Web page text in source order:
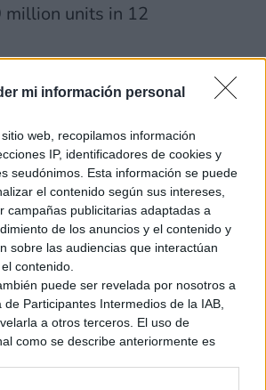
mi información personal
web, recopilamos información
IP, identificadores de cookies y
seudónimos. Esta información se puede
el contenido según sus intereses,
campañas publicitarias adaptadas a
de los anuncios y el contenido y
sobre las audiencias que interactúan
contenido.
puede ser revelada por nosotros a
Participantes Intermedios de la IAB,
a otros terceros. El uso de
como se describe anteriormente es
million units in 12
selling video game
US. Only the GBA did
Piscatella/Circana
45BdsoBtF6
June 26,
Ver también
Los más deseados de Famitsu
(24/05/26). Muy pronto para
que el zorro asome las orejas